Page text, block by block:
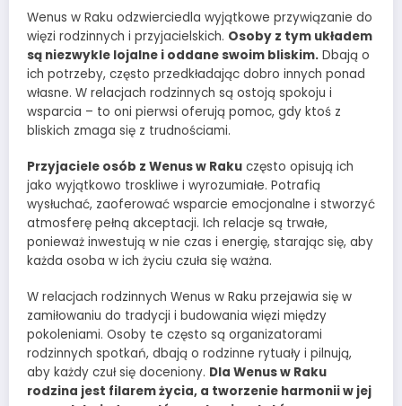
Wenus w Raku odzwierciedla wyjątkowe przywiązanie do
więzi rodzinnych i przyjacielskich. Osoby z tym układem
są niezwykle lojalne i oddane swoim bliskim. Dbają o
ich potrzeby, często przedkładając dobro innych ponad
własne. W relacjach rodzinnych są ostoją spokoju i
wsparcia – to oni pierwsi oferują pomoc, gdy ktoś z
bliskich zmaga się z trudnościami.
Przyjaciele osób z Wenus w Raku często opisują ich
jako wyjątkowo troskliwe i wyrozumiałe. Potrafią
wysłuchać, zaoferować wsparcie emocjonalne i stworzyć
atmosferę pełną akceptacji. Ich relacje są trwałe,
ponieważ inwestują w nie czas i energię, starając się, aby
każda osoba w ich życiu czuła się ważna.
W relacjach rodzinnych Wenus w Raku przejawia się w
zamiłowaniu do tradycji i budowania więzi między
pokoleniami. Osoby te często są organizatorami
rodzinnych spotkań, dbają o rodzinne rytuały i pilnują,
aby każdy czuł się doceniony. Dla Wenus w Raku
rodzina jest filarem życia, a tworzenie harmonii w jej